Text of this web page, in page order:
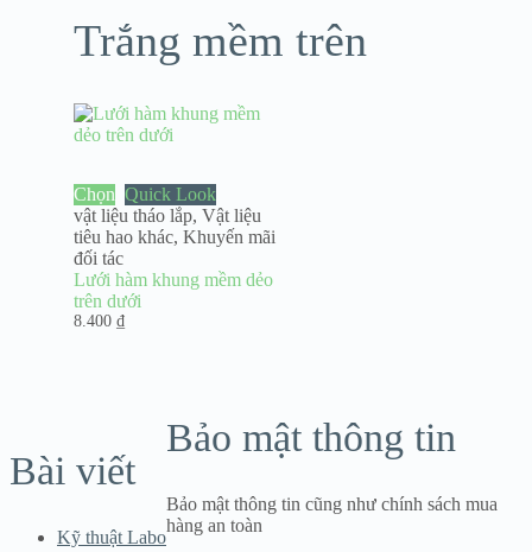
Trắng mềm trên
Chọn Quick Look
vật liệu tháo lắp, Vật liệu
tiêu hao khác, Khuyến mãi
đối tác
Lưới hàm khung mềm dẻo
trên dưới
8.400 ₫
Bài viết
Kỹ thuật Labo
Bảo mật thông tin
Bảo mật thông tin cũng như chính sách mua
hàng an toàn